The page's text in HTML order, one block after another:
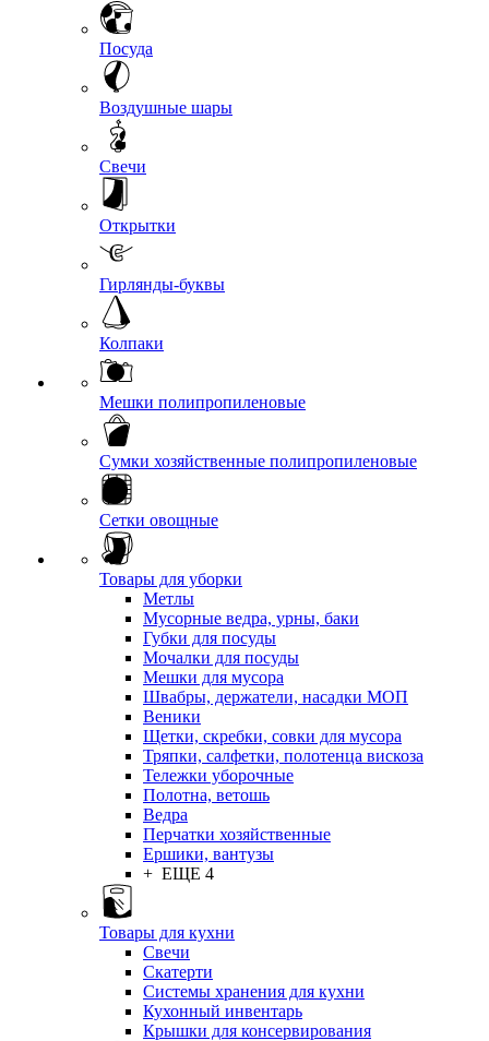
Посуда
Воздушные шары
Свечи
Открытки
Гирлянды-буквы
Колпаки
Мешки полипропиленовые
Сумки хозяйственные полипропиленовые
Сетки овощные
Товары для уборки
Метлы
Мусорные ведра, урны, баки
Губки для посуды
Мочалки для посуды
Мешки для мусора
Швабры, держатели, насадки МОП
Веники
Щетки, скребки, совки для мусора
Тряпки, салфетки, полотенца вискоза
Тележки уборочные
Полотна, ветошь
Ведра
Перчатки хозяйственные
Ершики, вантузы
+ ЕЩЕ 4
Товары для кухни
Свечи
Скатерти
Системы хранения для кухни
Кухонный инвентарь
Крышки для консервирования